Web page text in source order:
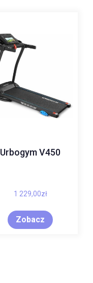
Urbogym V450
1 229,00zł
Zobacz